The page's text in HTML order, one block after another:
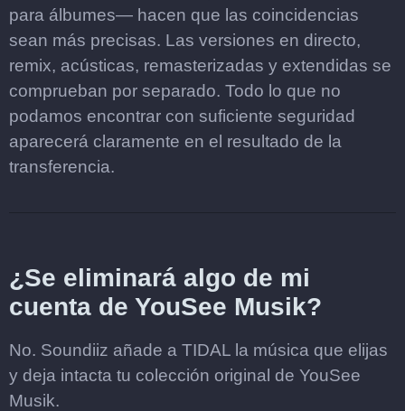
para álbumes— hacen que las coincidencias
sean más precisas. Las versiones en directo,
remix, acústicas, remasterizadas y extendidas se
comprueban por separado. Todo lo que no
podamos encontrar con suficiente seguridad
aparecerá claramente en el resultado de la
transferencia.
¿Se eliminará algo de mi
cuenta de YouSee Musik?
No. Soundiiz añade a TIDAL la música que elijas
y deja intacta tu colección original de YouSee
Musik.